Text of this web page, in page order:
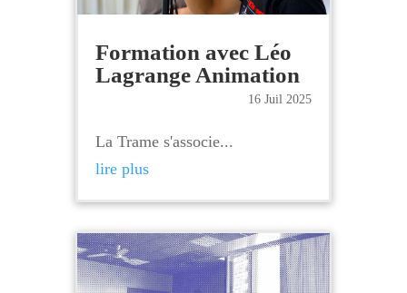
Formation avec Léo
Lagrange Animation
16 Juil 2025
La Trame s'associe...
lire plus